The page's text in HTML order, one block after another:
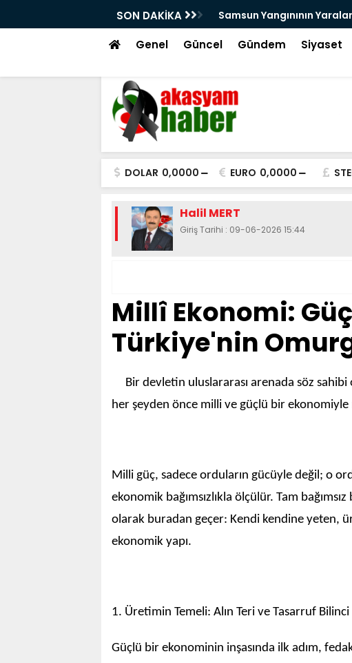
SON DAKİKA Samsun Yangınının
Genel Güncel Gündem Siyaset
DOLAR 0,0000 EURO 0,0000
Halil MERT
Giriş Tarihi : 09-06-2026 15:44
Millî Ekonomi:
Türkiye'nin
Bir devletin uluslararası arenada söz sahibi
her şeyden önce milli ve güçlü bir
Milli güç, sadece orduların gücüyle değil; o
ekonomik bağımsızlıkla ölçülür. Tam
olarak buradan geçer: Kendi kendine yeten,
ekonomik yapı.
1. Üretimin Temeli: Alın Teri ve Tasarruf Bilinci
Güçlü bir ekonominin inşasında ilk adım,